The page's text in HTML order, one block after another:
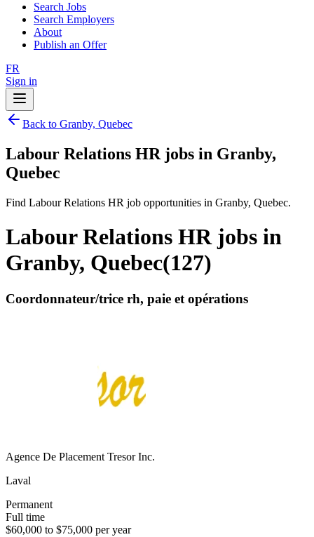
Search Jobs
Search Employers
About
Publish an Offer
FR
Sign in
Back to Granby, Quebec
Labour Relations HR jobs in Granby,
Quebec
Find Labour Relations HR job opportunities in Granby, Quebec.
Labour Relations HR jobs in
Granby, Quebec(127)
Coordonnateur/trice rh, paie et opérations
Agence De Placement Tresor Inc.
Laval
Permanent
Full time
$60,000 to $75,000 per year